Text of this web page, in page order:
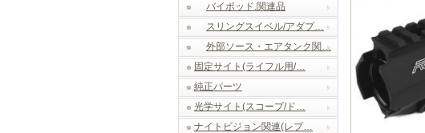
バイポッド.関連品
スリングスイベル/アダプ…
外部ソース・エアタンク関…
固定サイト(ライフル用/…
純正パーツ
光学サイト(スコープ/ド…
ナイトビジョン関連(レプ…